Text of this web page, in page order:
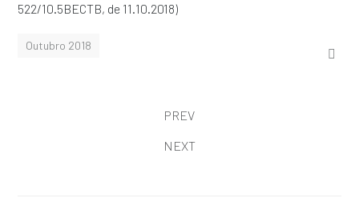
522/10.5BECTB, de 11.10.2018)
Outubro 2018
PREV
NEXT